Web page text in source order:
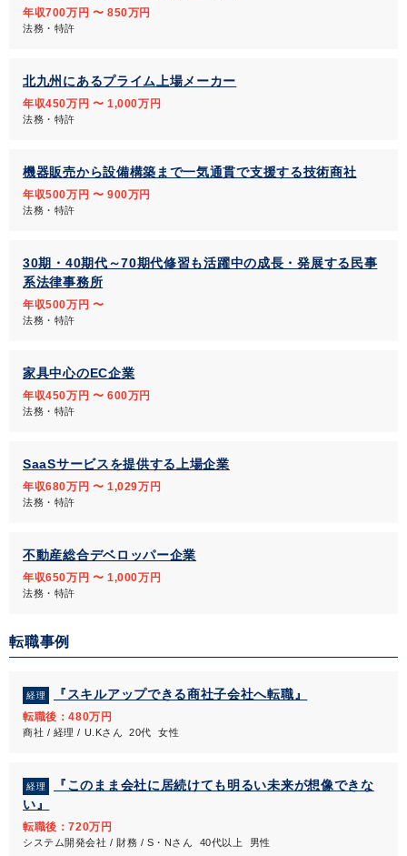
年収700万円 〜 850万円
法務・特許
北九州にあるプライム上場メーカー
年収450万円 〜 1,000万円
法務・特許
機器販売から設備構築まで一気通貫で支援する技術商社
年収500万円 〜 900万円
法務・特許
30期・40期代～70期代修習も活躍中の成長・発展する民事
系法律事務所
年収500万円 〜
法務・特許
家具中心のEC企業
年収450万円 〜 600万円
法務・特許
SaaSサービスを提供する上場企業
年収680万円 〜 1,029万円
法務・特許
不動産総合デベロッパー企業
年収650万円 〜 1,000万円
法務・特許
転職事例
経理 『スキルアップできる商社子会社へ転職』
転職後：480万円
商社 / 経理 / U.Kさん 20代 女性
経理
『このまま会社に居続けても明るい未来が想像できな
い』
転職後：720万円
システム開発会社 / 財務 / S・Nさん 40代以上 男性